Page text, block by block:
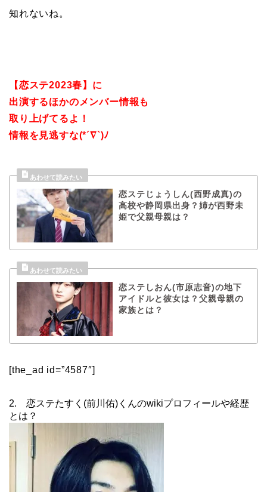
知れないね。
【恋ステ2023春】に
出演するほかのメンバー情報も
取り上げてるよ！
情報を見逃すな(*´∇`)ﾉ
恋ステじょうしん(西野成真)の
高校や静岡県出身？姉が西野未
姫で父親母親は？
恋ステしおん(市原志音)の地下
アイドルと彼女は？父親母親の
家族とは？
[the_ad id=”4587″]
2. 恋ステたすく(前川佑)くんのwikiプロフィールや経歴
とは？